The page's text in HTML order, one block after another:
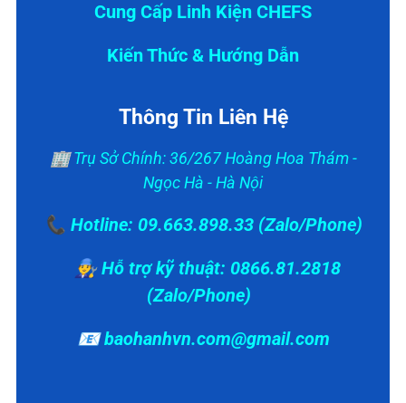
Cung Cấp Linh Kiện CHEFS
Kiến Thức & Hướng Dẫn
Thông Tin Liên Hệ
🏢 Trụ Sở Chính: 36/267 Hoàng Hoa Thám -
Ngọc Hà - Hà Nội
📞 Hotline: 09.663.898.33 (Zalo/Phone)
👨‍🔧 Hỗ trợ kỹ thuật: 0866.81.2818
(Zalo/Phone)
📧 baohanhvn.com@gmail.com